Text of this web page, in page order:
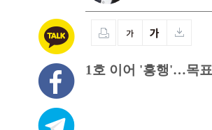
1호 이어 '흥행'…목